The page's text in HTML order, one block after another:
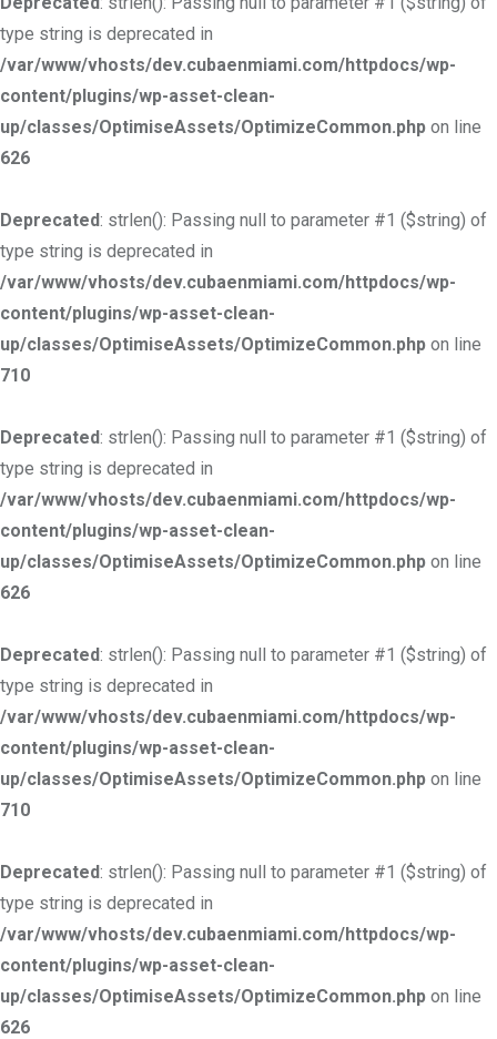
type string is deprecated in
/var/www/vhosts/dev.cubaenmiami.com/httpdocs/wp-
content/plugins/wp-asset-clean-
up/classes/OptimiseAssets/OptimizeCommon.php on line
626
Deprecated: strlen(): Passing null to parameter #1 ($string) of
type string is deprecated in
/var/www/vhosts/dev.cubaenmiami.com/httpdocs/wp-
content/plugins/wp-asset-clean-
up/classes/OptimiseAssets/OptimizeCommon.php on line
710
Deprecated: strlen(): Passing null to parameter #1 ($string) of
type string is deprecated in
/var/www/vhosts/dev.cubaenmiami.com/httpdocs/wp-
content/plugins/wp-asset-clean-
up/classes/OptimiseAssets/OptimizeCommon.php on line
626
Deprecated: strlen(): Passing null to parameter #1 ($string) of
type string is deprecated in
/var/www/vhosts/dev.cubaenmiami.com/httpdocs/wp-
content/plugins/wp-asset-clean-
up/classes/OptimiseAssets/OptimizeCommon.php on line
710
Deprecated: strlen(): Passing null to parameter #1 ($string) of
type string is deprecated in
/var/www/vhosts/dev.cubaenmiami.com/httpdocs/wp-
content/plugins/wp-asset-clean-
up/classes/OptimiseAssets/OptimizeCommon.php on line
626